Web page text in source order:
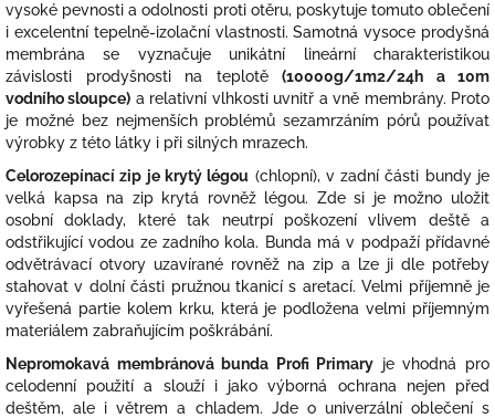
vysoké pevnosti a odolnosti proti otěru, poskytuje tomuto oblečení
i excelentní tepelně-izolační vlastnosti. Samotná vysoce prodyšná
membrána se vyznačuje unikátní lineární charakteristikou
závislosti prodyšnosti na teplotě (10000g/1m2/24h a 10m
vodního sloupce) a relativní vlhkosti uvnitř a vně membrány. Proto
je možné bez nejmenších problémů sezamrzáním pórů používat
výrobky z této látky i při silných mrazech.
Celorozepínací zip je krytý légou (chlopní), v zadní části bundy je
velká kapsa na zip krytá rovněž légou. Zde si je možno uložit
osobní doklady, které tak neutrpí poškození vlivem deště a
odstřikující vodou ze zadního kola. Bunda má v podpaží přídavné
odvětrávací otvory uzavírané rovněž na zip a lze ji dle potřeby
stahovat v dolní části pružnou tkanicí s aretací. Velmi příjemně je
vyřešená partie kolem krku, která je podložena velmi příjemným
materiálem zabraňujícím poškrábání.
Nepromokavá membránová bunda Profi Primary je vhodná pro
celodenní použití a slouží i jako výborná ochrana nejen před
deštěm, ale i větrem a chladem. Jde o univerzální oblečení s